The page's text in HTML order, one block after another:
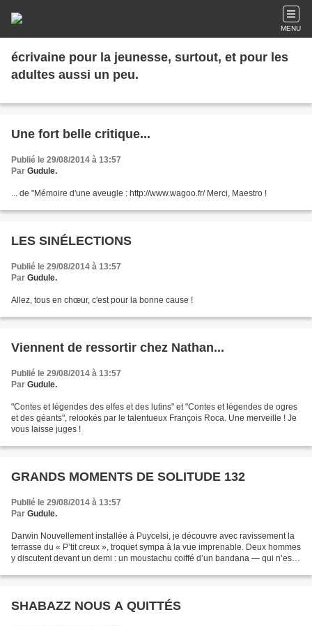
MENU
écrivaine pour la jeunesse, surtout, et pour les
adultes aussi un peu.
Une fort belle critique...
Publié le 29/08/2014 à 13:57
Par Gudule.
... de "Mémoire d'une aveugle : http://www.wagoo.fr/ Merci, Maestro !
LES SINÉLECTIONS
Publié le 29/08/2014 à 13:57
Par Gudule.
Allez, tous en chœur, c'est pour la bonne cause !
Viennent de ressortir chez Nathan...
Publié le 29/08/2014 à 13:57
Par Gudule.
"Contes et légendes des elfes et des lutins" et "Contes et légendes de ogres
et des géants", relookés par le talentueux François Roca. Une merveille ! Je
vous laisse juges !
GRANDS MOMENTS DE SOLITUDE 132
Publié le 29/08/2014 à 13:57
Par Gudule.
Darwin Nouvellement installée à Puycelsi, je découvre avec ravissement la
terrasse du « P’tit creux », troquet sympa à la vue imprenable. Deux hommes
y discutent devant un demi : un moustachu coiffé d’un bandana — qui n’est
SHABAZZ NOUS A QUITTÉS